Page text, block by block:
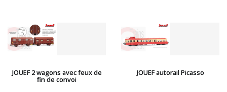
JOUEF 2 wagons avec feux de
fin de convoi
JOUEF autorail Picasso